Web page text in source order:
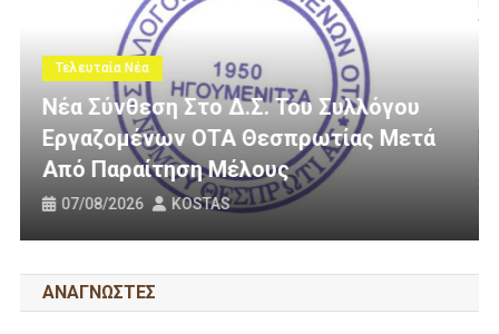
Μετά
Τελευταία Νέα
3 Εκατομμύρια Ευρώ Για
Οδοποιία Στον Δήμο
31/07/2026 KOSTAS
ΑΝΑΓΝΩΣΤΕΣ